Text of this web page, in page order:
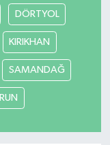
DÖRTYOL
KIRIKHAN
SAMANDAĞ